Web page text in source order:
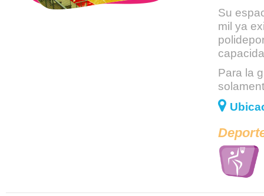
Su
mil ya
Para la